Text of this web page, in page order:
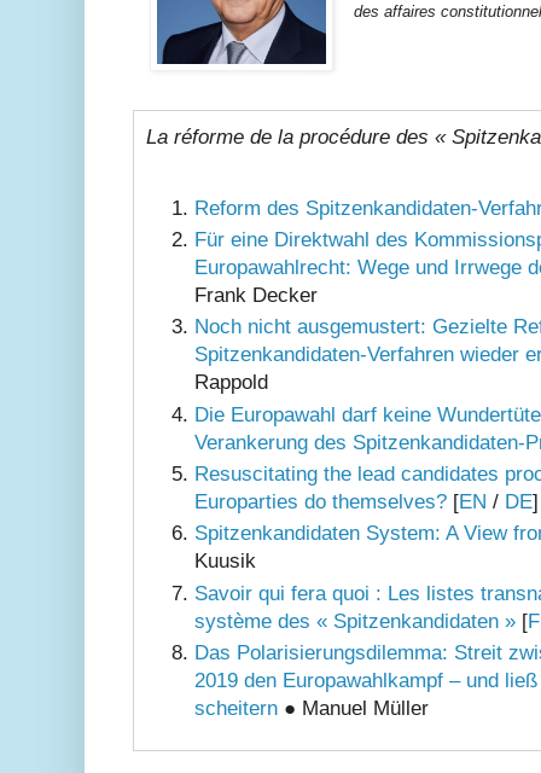
des affaires
La réforme de la procédure des «
Reform des Spitzenkandidaten-
Für eine Direktwahl des
Europawahlrecht: Wege und Irrwege
Frank Decker
Noch nicht ausgemustert: Gezielte
Spitzenkandidaten-Verfahren wieder
Rappold
Die Europawahl darf keine
Verankerung des Spitzenkandidaten-
Resuscitating the lead candidates
Europarties do themselves? [EN / DE
Spitzenkandidaten System: A View
Kuusik
Savoir qui fera quoi : Les listes
système des « Spitzenkandidaten » [
Das Polarisierungsdilemma: Streit
2019 den Europawahlkampf – und
scheitern ● Manuel Müller